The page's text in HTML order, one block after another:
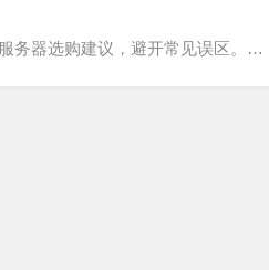
务器选购建议，避开常见误区。…